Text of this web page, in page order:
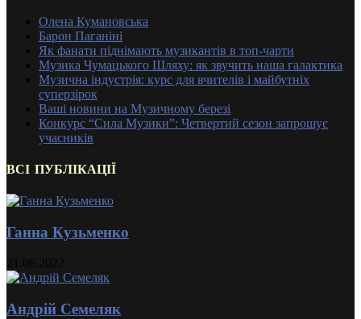
Олена Кумановська
Барон Паганіні
Як фанати піднімають музикантів в топ-чарти
Музика Чумацького Шляху: як звучить наша галактика
Музична індустрія: курс для вчителів і майбутніх
суперзірок
Ваші новини на Музичному березі
Конкурс “Сила Музики”: Четвертий сезон запрошує
учасників
ВСІ ПУБЛІКАЦІЇ
Ганна Кузьменко
Андрій Семеляк